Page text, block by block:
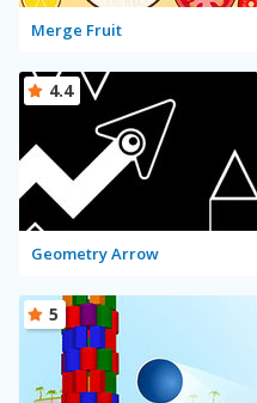
Merge Fruit
Geometry Arrow
4.4
5